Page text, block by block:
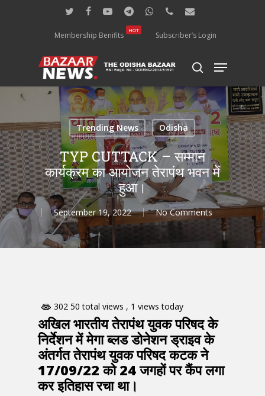
twitter facebookyoutubetelegramwhatsappphoneemail
Membership Benifits HOT Subscriber’s Login
search
Menu
Trending News Odisha
TYP CUTTACK – सम्मान
कार्यक्रम का आयोजन तेरापंथ भवन में
हुआ।
September 19, 2022 No Comments
302 50 total views , 1 views today
अखिल भारतीय तेरापंथ युवक परिषद के
निर्देशन में मेगा ब्लड डोनेशन ड्राइव के
अंतर्गत तेरापंथ युवक परिषद कटक ने
17/09/22 को 24 जगहों पर कैंप लगा
कर इतिहास रचा था।